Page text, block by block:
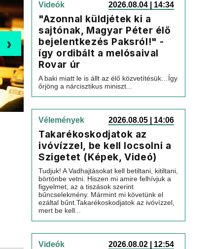
›
Videók 2026.08.04 | 14:34
"Azonnal küldjétek ki a
sajtónak, Magyar Péter élő
bejelentkezés Paksról!" -
így ordibált a melósaival
Rovar úr
A baki miatt le is állt az élő közvetítésük…Így
őrjöng a nárcisztikus miniszt...
Vélemények 2026.08.05 | 14:06
Takarékoskodjatok az
ivóvízzel, be kell locsolni a
Szigetet (Képek, Videó)
Tudjuk! A Vadhajtásokat kell betiltani, kitiltani,
börtönbe vetni. Hiszen mi amire felhívjuk a
figyelmet, az a tiszások szerint
bűncselekmény. Mármint mi követünk el
ezáltal bűnt.Takarékoskodjatok az ivóvízzel,
mert be kell...
Videók 2026.08.02 | 12:54